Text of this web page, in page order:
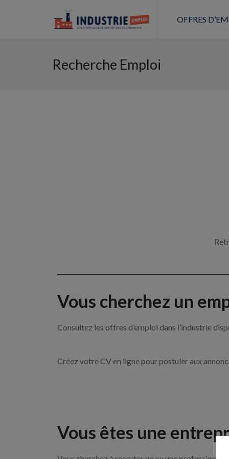
OFFRES
Recherche Emploi
Vous cherchez un
Consultez les offres d’emploi dans l’industrie
Créez votre CV en ligne pour postuler aux
Vous êtes une